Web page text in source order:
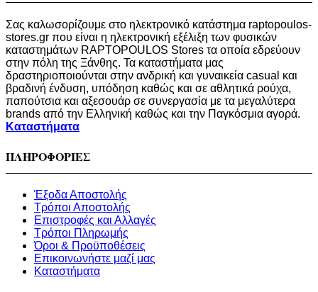
Σας καλωσορίζουμε στο ηλεκτρονικό κατάστημα raptopoulos-
stores.gr που είναι η ηλεκτρονική εξέλιξη των φυσικών
καταστημάτων RAPTOPOULOS Stores τα οποία εδρεύουν
στην πόλη της Ξάνθης. Τα καταστήματα μας
δραστηριοποιούνται στην ανδρική και γυναικεία casual και
βραδινή ένδυση, υπόδηση καθώς και σε αθλητικά ρούχα,
παπούτσια και αξεσουάρ σε συνεργασία με τα μεγαλύτερα
brands από την Ελληνική καθώς και την Παγκόσμια αγορά.
Καταστήματα
ΠΛΗΡΟΦΟΡΙΕΣ
Έξοδα Αποστολής
Τρόποι Αποστολής
Επιστροφές και Αλλαγές
Τρόποι Πληρωμής
Όροι & Προϋποθέσεις
Επικοινωνήστε μαζί μας
Καταστήματα